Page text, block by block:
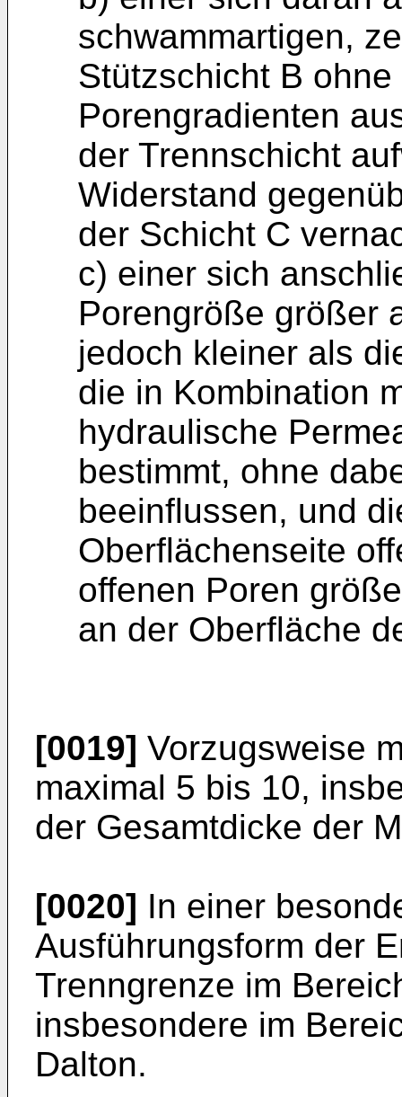
schwammartigen,
Stützschicht B
Porengradienten
der Trennschicht
Widerstand
der Schicht C
c) einer sich
Porengröße größer
jedoch kleiner als
die in Kombination
hydraulische
bestimmt, ohne
beeinflussen, und
Oberflächenseite
offenen Poren
an der Oberfläche
[0019] Vorzugsweise
maximal 5 bis 10,
der Gesamtdicke der
[0020] In einer
Ausführungsform der
Trenngrenze im
insbesondere im
Dalton.